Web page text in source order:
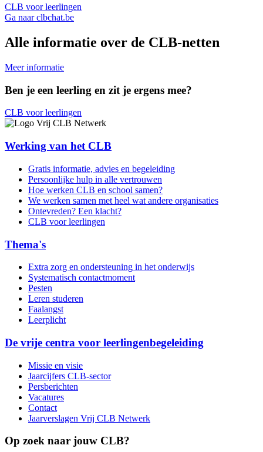
CLB voor leerlingen
Ga naar clbchat.be
Alle informatie over de CLB-netten
Meer informatie
Ben je een leerling en zit je ergens mee?
CLB voor leerlingen
Werking van het CLB
Gratis informatie, advies en begeleiding
Persoonlijke hulp in alle vertrouwen
Hoe werken CLB en school samen?
We werken samen met heel wat andere organisaties
Ontevreden? Een klacht?
CLB voor leerlingen
Thema's
Extra zorg en ondersteuning in het onderwijs
Systematisch contactmoment
Pesten
Leren studeren
Faalangst
Leerplicht
De vrije centra voor leerlingenbegeleiding
Missie en visie
Jaarcijfers CLB-sector
Persberichten
Vacatures
Contact
Jaarverslagen Vrij CLB Netwerk
Op zoek naar jouw CLB?